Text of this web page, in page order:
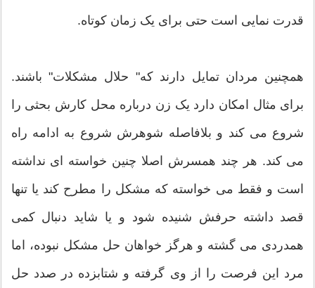
قدرت نمایی است حتی برای یک زمان کوتاه.
همچنین مردان تمایل دارند که" حلال مشکلات" باشند.
برای مثال امکان دارد یک زن درباره محل کارش بحثی را
شروع می کند و بلافاصله شوهرش شروع به ادامه راه
می کند. هر چند همسرش اصلا چنین خواسته ای نداشته
است و فقط می خواسته که مشکل را مطرح کند یا تنها
قصد داشته حرفش شنیده شود و یا شاید دنبال کمی
همدردی می گشته و هرگز خواهان حل مشکل نبوده، اما
مرد این فرصت را از وی گرفته و شتابزده در صدد حل